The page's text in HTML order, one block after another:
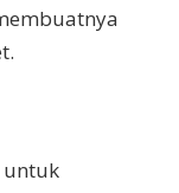
untuk